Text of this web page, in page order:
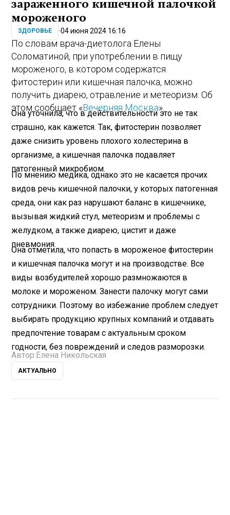
зараженного кишечной палочкой
мороженого
ЗДОРОВЬЕ 04 июня 2024 16:16
По словам врача-диетолога Елены
Соломатиной, при употреблении в пищу
мороженого, в котором содержатся
фитостерин или кишечная палочка, можно
получить диарею, отравление и метеоризм. Об
этом сообщает «Вечерняя Москва».
Она уточнила, что в действительности это не так
страшно, как кажется. Так, фитостерин позволяет
даже снизить уровень плохого холестерина в
организме, а кишечная палочка подавляет
патогенный микробиом.
По мнению медика, однако это не касается прочих
видов речь кишечной палочки, у которых патогенная
среда, они как раз нарушают баланс в кишечнике,
вызывая жидкий стул, метеоризм и проблемы с
желудком, а также диарею, цистит и даже
пневмония.
Она отметила, что попасть в мороженое фитостерин
и кишечная палочка могут и на производстве. Все
виды возбудителей хорошо размножаются в
молоке и мороженом. Занести палочку могут сами
сотрудники. Поэтому во избежание проблем следует
выбирать продукцию крупных компаний и отдавать
предпочтение товарам с актуальным сроком
годности, без повреждений и следов разморозки.
Автор: Елена Никольская
АКТУАЛЬНО